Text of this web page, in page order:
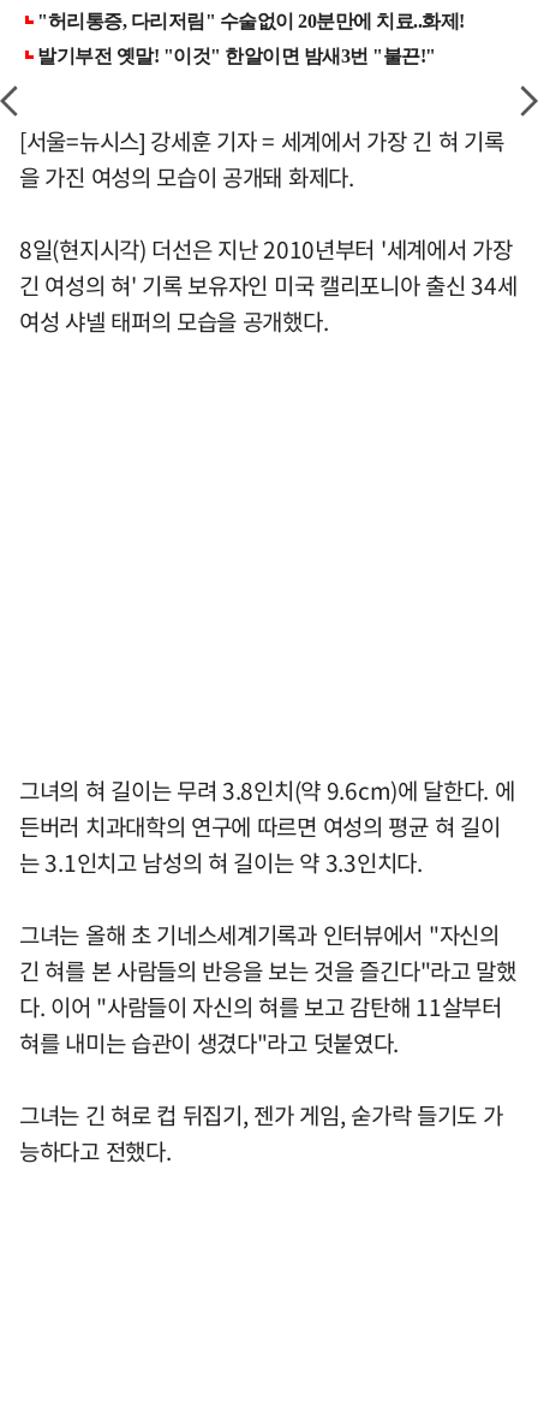
[서울=뉴시스] 강세훈 기자 = 세계에서 가장 긴 혀 기록
을 가진 여성의 모습이 공개돼 화제다.
8일(현지시각) 더선은 지난 2010년부터 '세계에서 가장
긴 여성의 혀' 기록 보유자인 미국 캘리포니아 출신 34세
여성 샤넬 태퍼의 모습을 공개했다.
그녀의 혀 길이는 무려 3.8인치(약 9.6cm)에 달한다. 에
든버러 치과대학의 연구에 따르면 여성의 평균 혀 길이
는 3.1인치고 남성의 혀 길이는 약 3.3인치다.
그녀는 올해 초 기네스세계기록과 인터뷰에서 "자신의
긴 혀를 본 사람들의 반응을 보는 것을 즐긴다"라고 말했
다. 이어 "사람들이 자신의 혀를 보고 감탄해 11살부터
혀를 내미는 습관이 생겼다"라고 덧붙였다.
그녀는 긴 혀로 컵 뒤집기, 젠가 게임, 숟가락 들기도 가
능하다고 전했다.